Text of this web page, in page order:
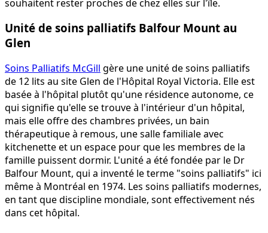
souhaitent rester proches de chez elles sur l'île.
Unité de soins palliatifs Balfour Mount au
Glen
Soins Palliatifs McGill gère une unité de soins palliatifs
de 12 lits au site Glen de l'Hôpital Royal Victoria. Elle est
basée à l'hôpital plutôt qu'une résidence autonome, ce
qui signifie qu'elle se trouve à l'intérieur d'un hôpital,
mais elle offre des chambres privées, un bain
thérapeutique à remous, une salle familiale avec
kitchenette et un espace pour que les membres de la
famille puissent dormir. L'unité a été fondée par le Dr
Balfour Mount, qui a inventé le terme "soins palliatifs" ici
même à Montréal en 1974. Les soins palliatifs modernes,
en tant que discipline mondiale, sont effectivement nés
dans cet hôpital.